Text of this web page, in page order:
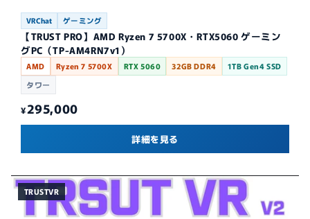
VRChat ゲーミング
【TRUST PRO】AMD Ryzen 7 5700X・RTX5060 ゲーミン
グPC（TP-AM4RN7v1）
AMD Ryzen 7 5700X RTX 5060 32GB DDR4
1TB Gen4 SSD
タワー
¥295,000
詳細を見る
TRUSTVR